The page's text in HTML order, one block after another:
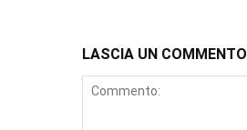
LASCIA UN COMMENTO